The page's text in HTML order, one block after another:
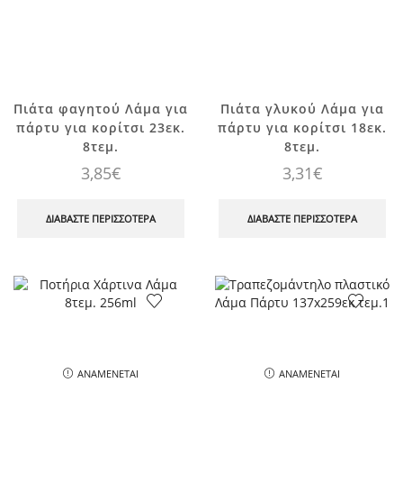
Πιάτα φαγητού Λάμα για
πάρτυ για κορίτσι 23εκ.
8τεμ.
3,85€
ΔΙΑΒΆΣΤΕ ΠΕΡΙΣΣΌΤΕΡΑ
Πιάτα γλυκού Λάμα για
πάρτυ για κορίτσι 18εκ.
8τεμ.
3,31€
ΔΙΑΒΆΣΤΕ ΠΕΡΙΣΣΌΤΕΡΑ
ΑΝΑΜΈΝΕΤΑΙ ΑΝΑΜΈΝΕΤΑΙ